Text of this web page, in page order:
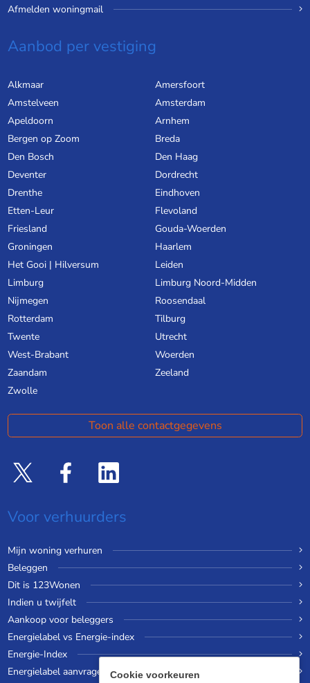
Afmelden woningmail
Aanbod per vestiging
Alkmaar
Amersfoort
Amstelveen
Amsterdam
Apeldoorn
Arnhem
Bergen op Zoom
Breda
Den Bosch
Den Haag
Deventer
Dordrecht
Drenthe
Eindhoven
Etten-Leur
Flevoland
Friesland
Gouda-Woerden
Groningen
Haarlem
Het Gooi | Hilversum
Leiden
Limburg
Limburg Noord-Midden
Nijmegen
Roosendaal
Rotterdam
Tilburg
Twente
Utrecht
West-Brabant
Woerden
Zaandam
Zeeland
Zwolle
Toon alle contactgegevens
Voor verhuurders
Mijn woning verhuren
Beleggen
Dit is 123Wonen
Indien u twijfelt
Aankoop voor beleggers
Energielabel vs Energie-index
Energie-Index
Energielabel aanvragen
Cookie voorkeuren